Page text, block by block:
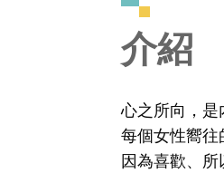
介紹
心之所向，
每個女性嚮
因為喜歡、